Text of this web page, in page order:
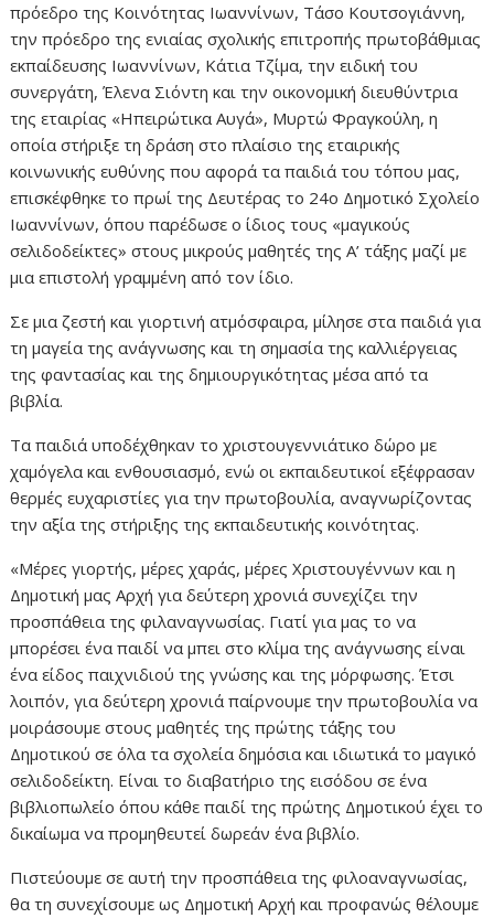
πρόεδρο της Κοινότητας Ιωαννίνων, Τάσο Κουτσογιάννη,
την πρόεδρο της ενιαίας σχολικής επιτροπής πρωτοβάθμιας
εκπαίδευσης Ιωαννίνων, Κάτια Τζίμα, την ειδική του
συνεργάτη, Έλενα Σιόντη και την οικονομική διευθύντρια
της εταιρίας «Ηπειρώτικα Αυγά», Μυρτώ Φραγκούλη, η
οποία στήριξε τη δράση στο πλαίσιο της εταιρικής
κοινωνικής ευθύνης που αφορά τα παιδιά του τόπου μας,
επισκέφθηκε το πρωί της Δευτέρας το 24ο Δημοτικό Σχολείο
Ιωαννίνων, όπου παρέδωσε ο ίδιος τους «μαγικούς
σελιδοδείκτες» στους μικρούς μαθητές της Α’ τάξης μαζί με
μια επιστολή γραμμένη από τον ίδιο.
Σε μια ζεστή και γιορτινή ατμόσφαιρα, μίλησε στα παιδιά για
τη μαγεία της ανάγνωσης και τη σημασία της καλλιέργειας
της φαντασίας και της δημιουργικότητας μέσα από τα
βιβλία.
Τα παιδιά υποδέχθηκαν το χριστουγεννιάτικο δώρο με
χαμόγελα και ενθουσιασμό, ενώ οι εκπαιδευτικοί εξέφρασαν
θερμές ευχαριστίες για την πρωτοβουλία, αναγνωρίζοντας
την αξία της στήριξης της εκπαιδευτικής κοινότητας.
«Μέρες γιορτής, μέρες χαράς, μέρες Χριστουγέννων και η
Δημοτική μας Αρχή για δεύτερη χρονιά συνεχίζει την
προσπάθεια της φιλαναγνωσίας. Γιατί για μας το να
μπορέσει ένα παιδί να μπει στο κλίμα της ανάγνωσης είναι
ένα είδος παιχνιδιού της γνώσης και της μόρφωσης. Έτσι
λοιπόν, για δεύτερη χρονιά παίρνουμε την πρωτοβουλία να
μοιράσουμε στους μαθητές της πρώτης τάξης του
Δημοτικού σε όλα τα σχολεία δημόσια και ιδιωτικά το μαγικό
σελιδοδείκτη. Είναι το διαβατήριο της εισόδου σε ένα
βιβλιοπωλείο όπου κάθε παιδί της πρώτης Δημοτικού έχει το
δικαίωμα να προμηθευτεί δωρεάν ένα βιβλίο.
Πιστεύουμε σε αυτή την προσπάθεια της φιλοαναγνωσίας,
θα τη συνεχίσουμε ως Δημοτική Αρχή και προφανώς θέλουμε